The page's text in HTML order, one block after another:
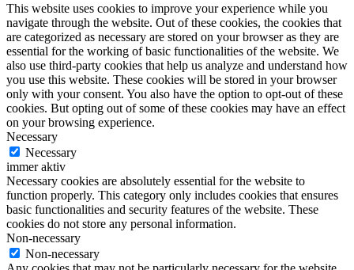
This website uses cookies to improve your experience while you
navigate through the website. Out of these cookies, the cookies that
are categorized as necessary are stored on your browser as they are
essential for the working of basic functionalities of the website. We
also use third-party cookies that help us analyze and understand how
you use this website. These cookies will be stored in your browser
only with your consent. You also have the option to opt-out of these
cookies. But opting out of some of these cookies may have an effect
on your browsing experience.
Necessary
Necessary
immer aktiv
Necessary cookies are absolutely essential for the website to
function properly. This category only includes cookies that ensures
basic functionalities and security features of the website. These
cookies do not store any personal information.
Non-necessary
Non-necessary